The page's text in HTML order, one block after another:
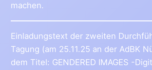
machen.
Einladungstext der zweiten
Tagung (am 25.11.25 an der AdBK
dem Titel: GENDERED IMAGES -